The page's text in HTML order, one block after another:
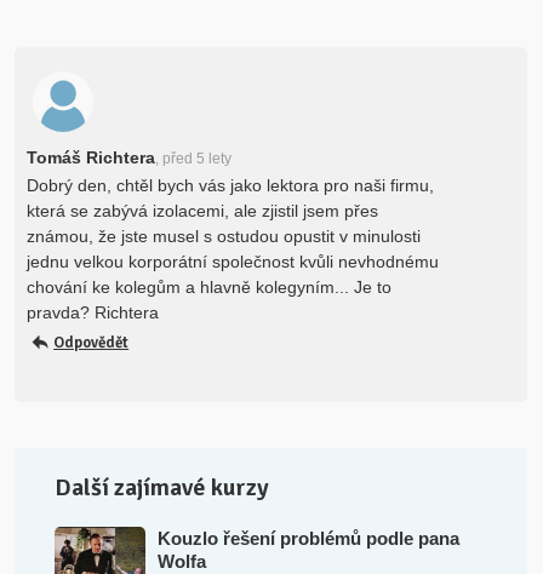
Tomáš Richtera, před 5 lety
Dobrý den, chtěl bych vás jako lektora pro naši firmu,
která se zabývá izolacemi, ale zjistil jsem přes
známou, že jste musel s ostudou opustit v minulosti
jednu velkou korporátní společnost kvůli nevhodnému
chování ke kolegům a hlavně kolegyním... Je to
pravda? Richtera
Odpovědět
Další zajímavé kurzy
Kouzlo řešení problémů podle pana
Wolfa